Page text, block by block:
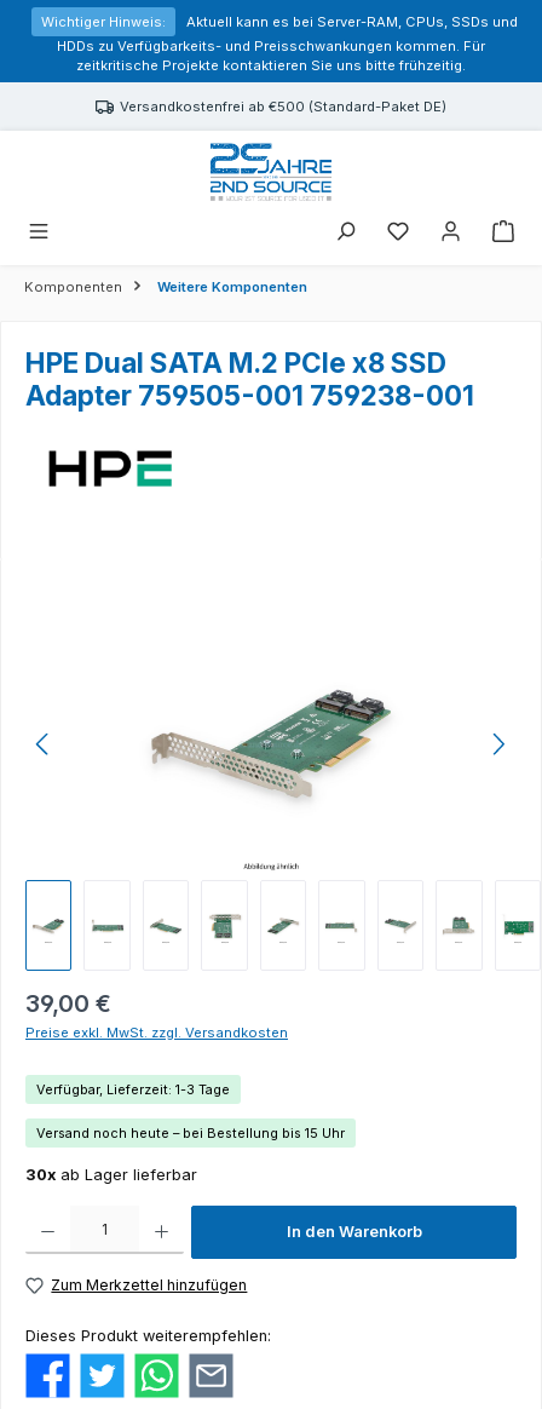
springen
Wichtiger Hinweis:
Aktuell kann es bei Server-RAM, CPUs, SSDs und
HDDs zu Verfügbarkeits- und Preisschwankungen kommen. Für
zeitkritische Projekte kontaktieren Sie uns bitte frühzeitig.
Versandkostenfrei ab €500 (Standard-Paket DE)
Sie haben 0
Komponenten Weitere Komponenten
HPE Dual SATA M.2 PCIe x8 SSD
Adapter 759505-001 759238-001
39,00 €
Preise exkl. MwSt. zzgl. Versandkosten
Verfügbar, Lieferzeit: 1-3 Tage
Versand noch heute – bei Bestellung bis 15 Uhr
30x ab Lager lieferbar
Produkt Anzahl: Gib den gewünschten Wert ein oder benutze die Schaltflächen um die
In den Warenkorb
Zum Merkzettel hinzufügen
Dieses Produkt weiterempfehlen: